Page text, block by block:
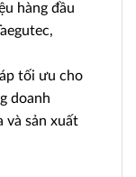
hàng đầu
tối ưu cho
doanh
và sản xuất